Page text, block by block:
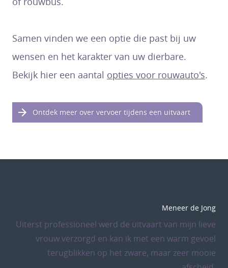
Samen vinden we een optie die past bij uw
wensen en het karakter van uw dierbare.
Bekijk hier een aantal opties voor rouwauto's.
Ontdek meer over vervoer tijdens een uitvaart
Meneer de Jong
Uiterst professioneel werd de uitvaart van mijn lieve
vrouw verzorgd en kan ik met een warm gevoel
terugblikken op het zware, maar zeer mooie